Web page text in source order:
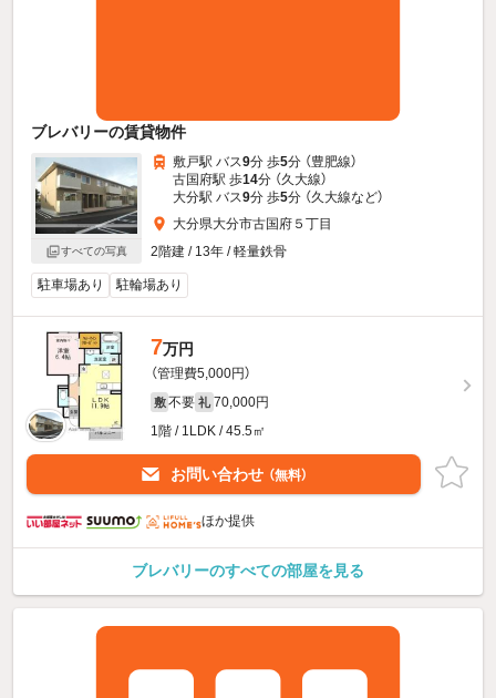
ブレバリーの賃貸物件
すべての写真
敷戸駅 バス9分 歩5分 （豊肥線）
古国府駅 歩14分 （久大線）
大分駅 バス9分 歩5分 （久大線など）
大分県大分市古国府５丁目
2階建 / 13年 / 軽量鉄骨
駐車場あり 駐輪場あり
7万円
（管理費5,000円）
敷 不要 礼 70,000円
1階 / 1LDK / 45.5㎡
お問い合わせ （無料）
ほか提供
ブレバリーのすべての部屋を見る